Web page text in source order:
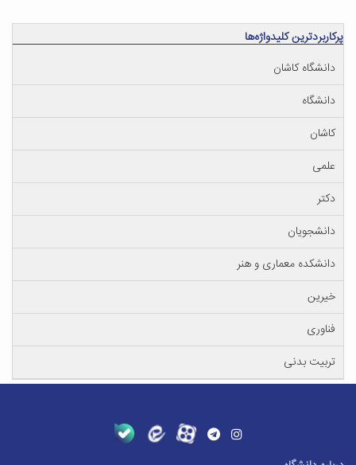
پرکاربردترین کلیدواژه‌ها
دانشگاه کاشان
دانشگاه
کاشان
علمی
دکتر
دانشجویان
دانشکده معماری و هنر
خیرین
فناوری
تربیت بدنی